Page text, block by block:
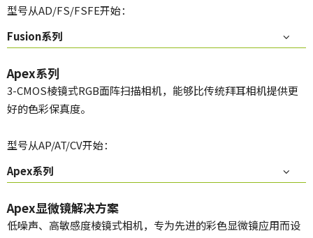
型号从AD/FS/FSFE开始：
Fusion系列
Apex系列
3-CMOS棱镜式RGB面阵扫描相机，能够比传统拜耳相机提供更
好的色彩保真度。
型号从AP/AT/CV开始：
Apex系列
Apex显微镜解决方案
低噪声、高敏感度棱镜式相机，专为先进的彩色显微镜应用而设